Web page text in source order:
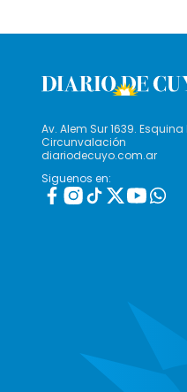
Av. Alem Sur 1639.
Circunvalación
diariodecuyo.com.ar
Siguenos en: